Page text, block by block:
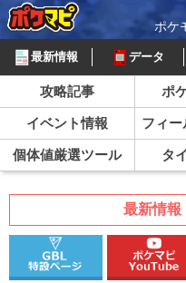
ポケ
最新情報 データ
攻略記事 ポ
イベント情報
フィ
個体値厳選ツール
タ
最新情報